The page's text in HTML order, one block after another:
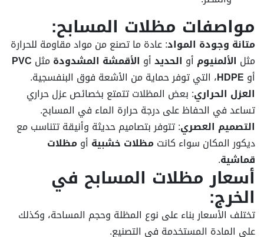
مواصفات مظلات المسابح:
متانة وجودة المواد: عادة ما تصنع من مواد مقاومة للحرارة
مثل الألمنيوم أو الحديدأو الأقمشة المشدودةمثل PVC
أو HDPE، التي توفر حماية من الأشعة فوق البنفسجية.
العزل الحراري: بعض المظلات تتمتع بخصائص عزل حراري
تساعد في الحفاظ على درجة حرارة الماء في المسابح.
التصميم العصري: تتوفر بتصاميم حديثة وأنيقة تتناسب مع
ديكور المكان سواء كانتمظلات خشبية أومظلات
قماشية.
أسعار مظلات المسابح في
الخرج:
تختلف الأسعار بناء على نوع المظلة وحجم المساحة، وكذلك
على المادة المستخدمة في التصنيع.